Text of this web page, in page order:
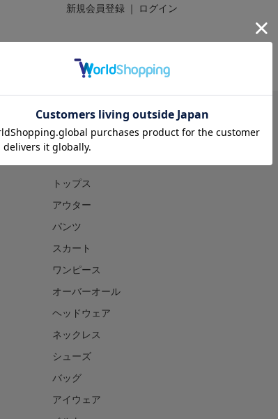
新規会員登録 ｜ ログイン
CATEGORY
トップス
アウター
パンツ
スカート
ワンピース
オーバーオール
ヘッドウェア
ネックレス
シューズ
バッグ
アイウェア